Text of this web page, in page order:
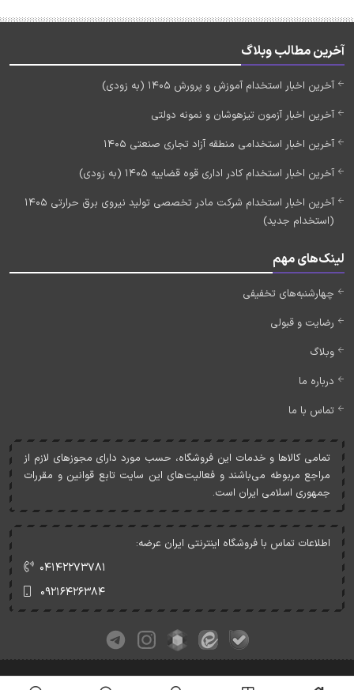
آخرین مطالب وبلاگ
آخرین اخبار استخدام آموزش و پرورش 1405 (به زودی)
آخرین اخبار آزمون تیزهوشان و نمونه دولتی
آخرین اخبار استخدامی منطقه آزاد تجاری صنعتی 1405
آخرین اخبار استخدام کادر اداری قوه قضاییه 1405 (به زودی)
آخرین اخبار استخدام شرکت مادر تخصصی تولید نیروی برق حرارتی 1405
(استخدام جدید)
لینک‌های مهم
چهارشنبه‌های تخفیفی
رضایت و قبولی
وبلاگ
درباره ما
تماس با ما
تمامی کالاها و خدمات اين فروشگاه، حسب مورد دارای مجوزهای لازم از
مراجع مربوطه می‌باشند و فعاليت‌های اين سايت تابع قوانين و مقررات
جمهوری اسلامی ايران است.
اطلاعات تماس با فروشگاه اینترنتی ایران عرضه:
۰۴۱۴۲۲۷۳۷۸۱
۰۹۲۱۶۴۲۶۳۸۴